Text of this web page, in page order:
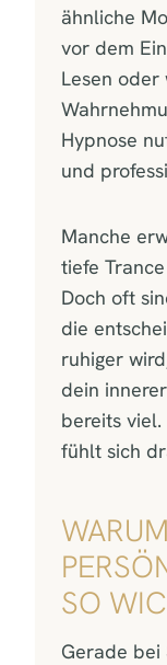
ähnliche
vor dem
Lesen oder
Hypnose
und
Manche
tiefe
Doch oft
die
ruhiger
dein
bereits
fühlt sich
SO
Gerade bei